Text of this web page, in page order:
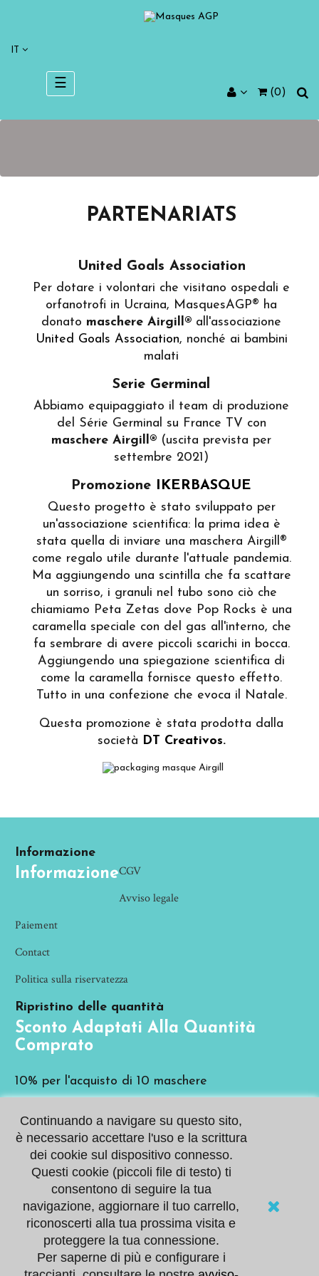
navigazione
Toggle
☰
(0)
PARTENARIATS
United Goals Association
Per dotare i volontari che visitano ospedali e
orfanotrofi in Ucraina, MasquesAGP® ha
donato maschere Airgill® all'associazione
United Goals Association, nonché ai bambini
malati
Serie Germinal
Abbiamo equipaggiato il team di produzione
del Série Germinal su France TV con
maschere Airgill® (uscita prevista per
settembre 2021)
Promozione IKERBASQUE
Questo progetto è stato sviluppato per
un'associazione scientifica: la prima idea è
stata quella di inviare una maschera Airgill®
come regalo utile durante l'attuale pandemia.
Ma aggiungendo una scintilla che fa scattare
un sorriso, i granuli nel tubo sono ciò che
chiamiamo Peta Zetas dove Pop Rocks è una
caramella speciale con del gas all'interno, che
fa sembrare di avere piccoli scarichi in bocca.
Aggiungendo una spiegazione scientifica di
come la caramella fornisce questo effetto.
Tutto in una confezione che evoca il Natale.
Questa promozione è stata prodotta dalla
società DT Creativos.
Informazione
InformazioneCGV
Avviso legale
Paiement
Contact
Politica sulla riservatezza
Ripristino delle quantità
Sconto Adaptati Alla Quantità
Comprato
10% per l'acquisto di 10 maschere
Per quantità maggiori contattateci
Pagamenti sicurisate
Pagamenti Sicurisate Offriamo due metodi di
pagamento sicuri con
diverse carte bancarie.
STRIPE e PAYPAL
Continuando a navigare su questo sito,
è necessario accettare l'uso e la scrittura
dei cookie sul dispositivo connesso.
Questi cookie (piccoli file di testo) ti
consentono di seguire la tua
navigazione, aggiornare il tuo carrello,
riconoscerti alla tua prossima visita e
proteggere la tua connessione.
Per saperne di più e configurare i